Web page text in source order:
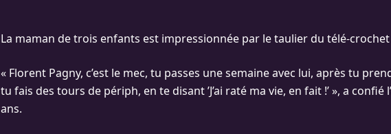
La maman de trois enfants est impressionnée par le taulier du télé-crochet
« Florent Pagny, c’est le mec, tu passes une semaine avec lui, après tu
tu fais des tours de périph, en te disant ’J’ai raté ma vie, en fait !’ », a confié
ans.